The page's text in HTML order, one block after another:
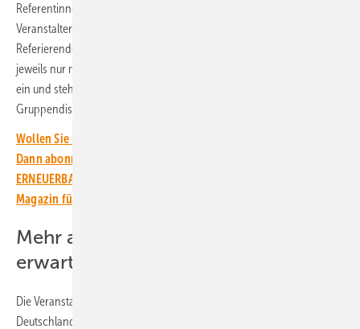
Referentinnen aus der Praxis ihrer Tätigkeitsbereiche. Sie bieten laut
Veranstalter besonders viel Raum für die Vernetzung von
Referierenden und Teilnehmenden, denn die Referenten führen
jeweils nur mit maximal 10-minütigen Impulsvorträgen in ihr Thema
ein und stehen dann rund eine Stunde in offenen
Gruppendiskussionen für den Erfahrungsaustausch zur Verfügung.
Wollen Sie über die Energiewende auf dem Laufenden bleiben?
Dann abonnieren Sie einfach den kostenlosen Newsletter von
ERNEUERBARE ENERGIEN – dem größten verbandsunabhängigen
Magazin für erneuerbare Energien in Deutschland!
Mehr als 250 Fachbesucher werden
erwartet
Die Veranstalter erwarten mehr als 250 Fachbesucher aus
Deutschland, Österreich und der Schweiz aus den Bereichen wie